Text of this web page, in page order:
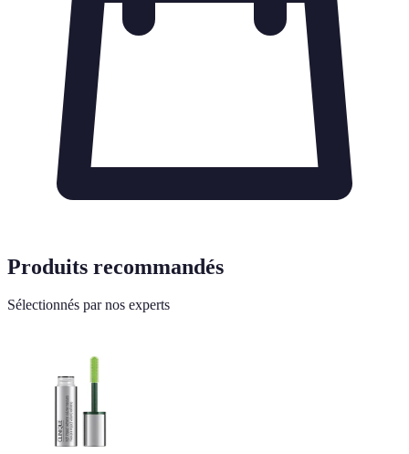
Produits recommandés
Sélectionnés par nos experts